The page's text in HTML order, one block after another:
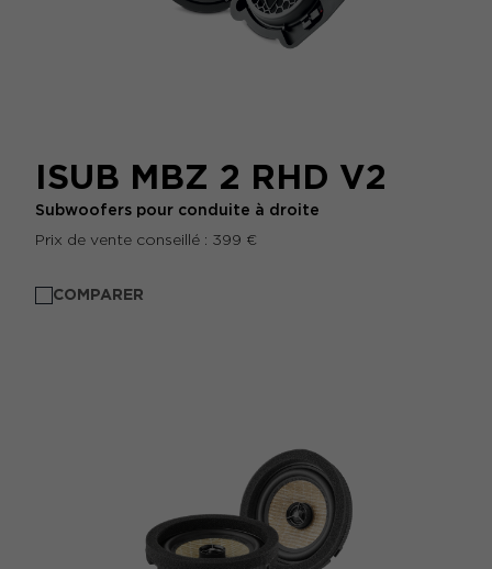
ISUB MBZ 2 RHD V2
Subwoofers pour conduite à droite
Prix de vente conseillé : 399 €
COMPARER